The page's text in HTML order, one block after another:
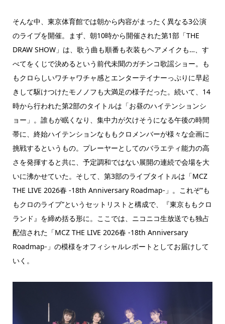
そんな中、東京体育館では朝から内容がまったく異なる3公演
のライブを開催。まず、朝10時から開催された第1部「THE
DRAW SHOW」は、歌う曲も順番も衣装もヘアメイクも…、す
べてをくじで決めるという前代未聞のガチンコ歌謡ショー。も
もクロらしいワチャワチャ感とエンターテイナーっぷりに早起
きして駆けつけたモノノフも大満足の様子だった。続いて、14
時から行われた第2部のタイトルは「お昼のハイテンションシ
ョー」。誰もが眠くなり、集中力が欠けそうになる午後の時間
帯に、終始ハイテンションなももクロメンバーが様々な企画に
挑戦するというもの。プレーヤーとしてのバラエティ能力の高
さを発揮すると共に、予定調和ではない展開の連続で会場を大
いに沸かせていた。そして、第3部のライブタイトルは「MCZ
THE LIVE 2026春 -18th Anniversary Roadmap-」。これぞ“も
もクロのライブ”というセットリストと構成で、『東京ももクロ
ランド』を締め括る形に。ここでは、ニコニコ生放送でも独占
配信された「MCZ THE LIVE 2026春 -18th Anniversary
Roadmap-」の模様をオフィシャルレポートとしてお届けして
いく。